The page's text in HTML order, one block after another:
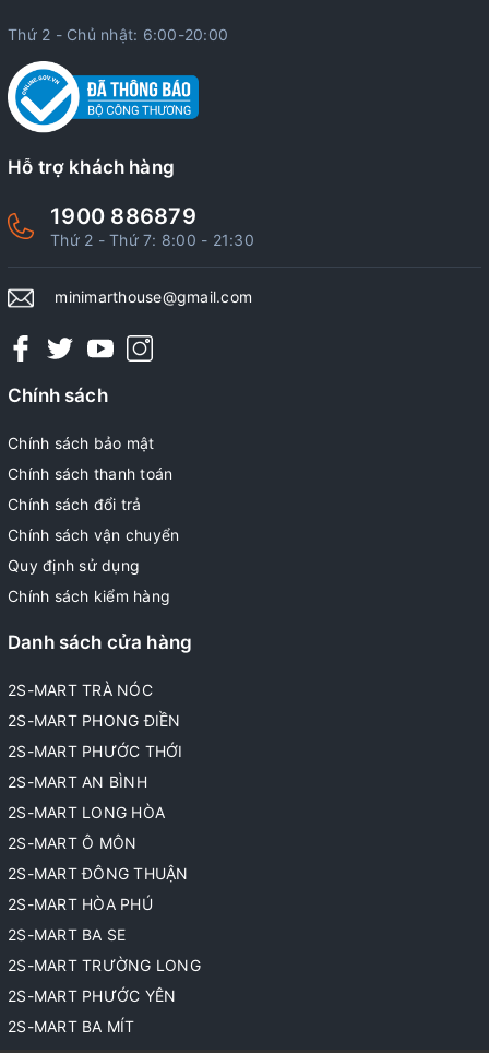
Thứ 2 - Chủ nhật: 6:00-20:00
Hỗ trợ khách hàng
1900 886879
Thứ 2 - Thứ 7: 8:00 - 21:30
minimarthouse@gmail.com
Chính sách
Chính sách bảo mật
Chính sách thanh toán
Chính sách đổi trả
Chính sách vận chuyển
Quy định sử dụng
Chính sách kiểm hàng
Danh sách cửa hàng
2S-MART TRÀ NÓC
2S-MART PHONG ĐIỀN
2S-MART PHƯỚC THỚI
2S-MART AN BÌNH
2S-MART LONG HÒA
2S-MART Ô MÔN
2S-MART ĐÔNG THUẬN
2S-MART HÒA PHÚ
2S-MART BA SE
2S-MART TRƯỜNG LONG
2S-MART PHƯỚC YÊN
2S-MART BA MÍT